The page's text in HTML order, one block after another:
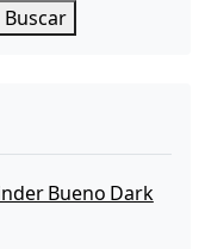
Buscar
Bueno Dark